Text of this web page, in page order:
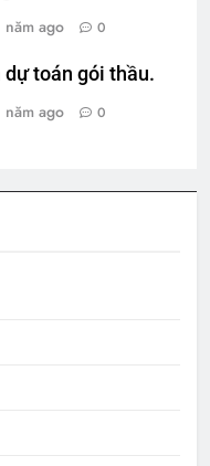
năm ago 0
toán gói thầu.
năm ago 0